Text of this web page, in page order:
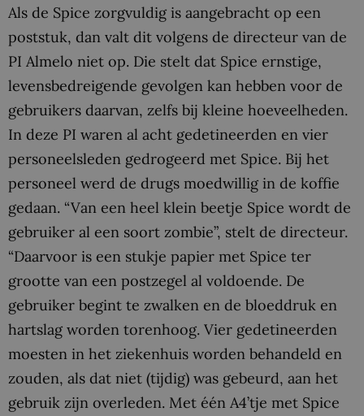
Als de Spice zorgvuldig is aangebracht op een
poststuk, dan valt dit volgens de directeur van de
PI Almelo niet op. Die stelt dat Spice ernstige,
levensbedreigende gevolgen kan hebben voor de
gebruikers daarvan, zelfs bij kleine hoeveelheden.
In deze PI waren al acht gedetineerden en vier
personeelsleden gedrogeerd met Spice. Bij het
personeel werd de drugs moedwillig in de koffie
gedaan. “Van een heel klein beetje Spice wordt de
gebruiker al een soort zombie”, stelt de directeur.
“Daarvoor is een stukje papier met Spice ter
grootte van een postzegel al voldoende. De
gebruiker begint te zwalken en de bloeddruk en
hartslag worden torenhoog. Vier gedetineerden
moesten in het ziekenhuis worden behandeld en
zouden, als dat niet (tijdig) was gebeurd, aan het
gebruik zijn overleden. Met één A4’tje met Spice